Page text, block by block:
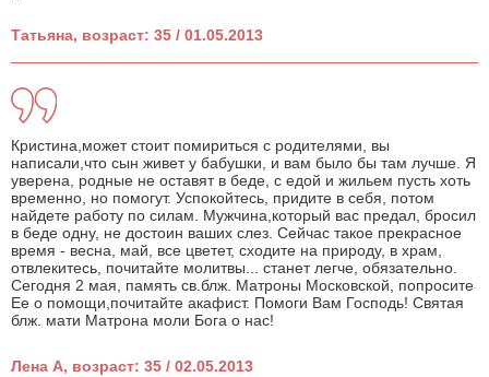
Татьяна, возраст: 35 / 01.05.2013
Кристина,может стоит помириться с родителями, вы
написали,что сын живет у бабушки, и вам было бы там лучше. Я
уверена, родные не оставят в беде, с едой и жильем пусть хоть
временно, но помогут. Успокойтесь, придите в себя, потом
найдете работу по силам. Мужчина,который вас предал, бросил
в беде одну, не достоин ваших слез. Сейчас такое прекрасное
время - весна, май, все цветет, сходите на природу, в храм,
отвлекитесь, почитайте молитвы... станет легче, обязательно.
Сегодня 2 мая, память св.блж. Матроны Московской, попросите
Ее о помощи,почитайте акафист. Помоги Вам Господь! Святая
блж. мати Матрона моли Бога о нас!
Лена А, возраст: 35 / 02.05.2013